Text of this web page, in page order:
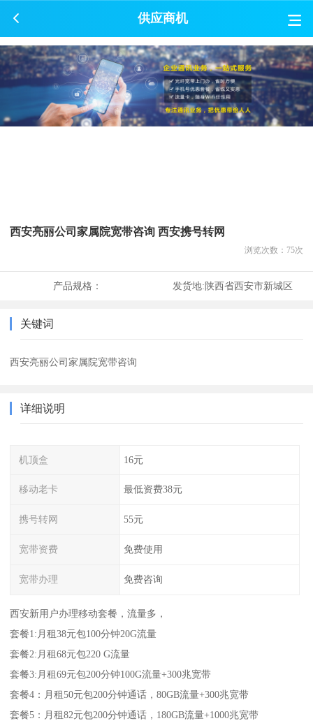
供应商机
西安亮丽公司家属院宽带咨询 西安携号转网
浏览次数： 75次
产品规格： 发货地:陕西省西安市新城区
关键词
西安亮丽公司家属院宽带咨询
详细说明
机顶盒 16元
移动老卡 最低资费38元
携号转网 55元
宽带资费 免费使用
宽带办理 免费咨询
西安新用户办理移动套餐，流量多，
套餐1:月租38元包100分钟20G流量
套餐2:月租68元包220 G流量
套餐3:月租69元包200分钟100G流量+300兆宽带
套餐4：月租50元包200分钟通话，80GB流量+300兆宽带
套餐5：月租82元包200分钟通话，180GB流量+1000兆宽带